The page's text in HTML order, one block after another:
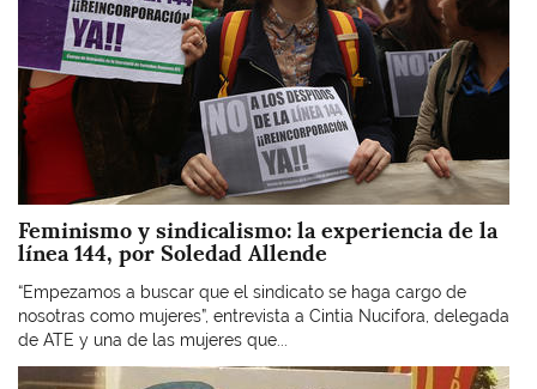
Feminismo y sindicalismo: la experiencia de la
línea 144, por Soledad Allende
“Empezamos a buscar que el sindicato se haga cargo de
nosotras como mujeres”, entrevista a Cintia Nucifora, delegada
de ATE y una de las mujeres que...